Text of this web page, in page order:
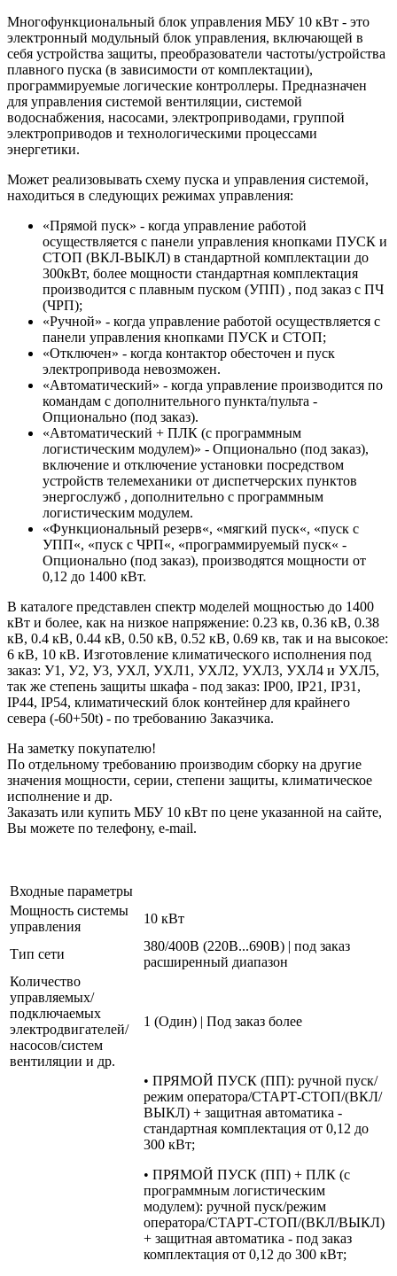
Многофункциональный блок управления МБУ 10 кВт - это
электронный модульный блок управления, включающей в
себя устройства защиты, преобразователи частоты/устройства
плавного пуска (в зависимости от комплектации),
программируемые логические контроллеры. Предназначен
для управления системой вентиляции, системой
водоснабжения, насосами, электроприводами, группой
электроприводов и технологическими процессами
энергетики.
Может реализовывать схему пуска и управления системой,
находиться в следующих режимах управления:
«Прямой пуск» - когда управление работой
осуществляется с панели управления кнопками ПУСК и
СТОП (ВКЛ-ВЫКЛ) в стандартной комплектации до
300кВт, более мощности стандартная комплектация
производится с плавным пуском (УПП) , под заказ с ПЧ
(ЧРП);
«Ручной» - когда управление работой осуществляется с
панели управления кнопками ПУСК и СТОП;
«Отключен» - когда контактор обесточен и пуск
электропривода невозможен.
«Автоматический» - когда управление производится по
командам с дополнительного пункта/пульта -
Опционально (под заказ).
«Автоматический + ПЛК (с программным
логистическим модулем)» - Опционально (под заказ),
включение и отключение установки посредством
устройств телемеханики от диспетчерских пунктов
энергослужб , дополнительно с программным
логистическим модулем.
«Функциональный резерв«, «мягкий пуск«, «пуск с
УПП«, «пуск с ЧРП«, «программируемый пуск« -
Опционально (под заказ), производятся мощности от
0,12 до 1400 кВт.
В каталоге представлен спектр моделей мощностью до 1400
кВт и более, как на низкое напряжение: 0.23 кв, 0.36 кВ, 0.38
кВ, 0.4 кВ, 0.44 кВ, 0.50 кВ, 0.52 кВ, 0.69 кв, так и на высокое:
6 кВ, 10 кВ. Изготовление климатического исполнения под
заказ: У1, У2, У3, УХЛ, УХЛ1, УХЛ2, УХЛ3, УХЛ4 и УХЛ5,
так же степень защиты шкафа - под заказ: IP00, IP21, IP31,
IP44, IP54, климатический блок контейнер для крайнего
севера (-60+50t) - по требованию Заказчика.
На заметку покупателю!
По отдельному требованию производим сборку на другие
значения мощности, серии, степени защиты, климатическое
исполнение и др.
Заказать или купить МБУ 10 кВт по цене указанной на сайте,
Вы можете по телефону, e-mail.
Входные параметры
Мощность системы
управления
10 кВт
Тип сети
380/400В (220В...690В) | под заказ
расширенный диапазон
Количество
управляемых/
подключаемых
электродвигателей/
насосов/систем
вентиляции и др.
1 (Один) | Под заказ более
• ПРЯМОЙ ПУСК (ПП): ручной пуск/
режим оператора/СТАРТ-СТОП/(ВКЛ/
ВЫКЛ) + защитная автоматика -
стандартная комплектация от 0,12 до
300 кВт;
• ПРЯМОЙ ПУСК (ПП) + ПЛК (с
программным логистическим
модулем): ручной пуск/режим
оператора/СТАРТ-СТОП/(ВКЛ/ВЫКЛ)
+ защитная автоматика - под заказ
комплектация от 0,12 до 300 кВт;